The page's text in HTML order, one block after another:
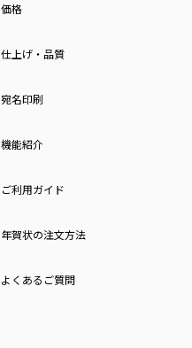
価格
仕上げ・品質
宛名印刷
機能紹介
ご利用ガイド
年賀状の注文方法
よくあるご質問